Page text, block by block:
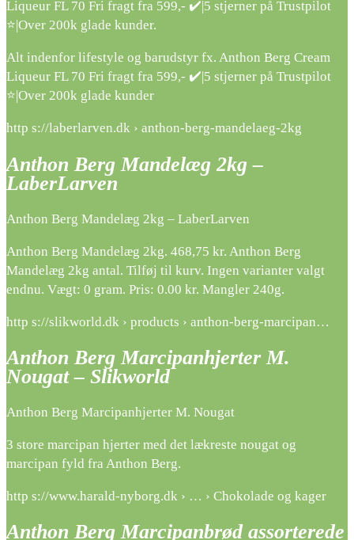
Liqueur FL 70 Fri fragt fra 599,- ✔️|5 stjerner på Trustpilot
⭐|Over 200k glade kunder.
Alt indenfor lifestyle og barudstyr fx. Anthon Berg Cream
Liqueur FL 70 Fri fragt fra 599,- ✔️|5 stjerner på Trustpilot
⭐|Over 200k glade kunder
http s://laberlarven.dk › anthon-berg-mandelaeg-2kg
Anthon Berg Mandelæg 2kg –
LaberLarven
Anthon Berg Mandelæg 2kg – LaberLarven
Anthon Berg Mandelæg 2kg. 468,75 kr. Anthon Berg
Mandelæg 2kg antal. Tilføj til kurv. Ingen varianter valgt
endnu. Vægt: 0 gram. Pris: 0.00 kr. Mangler 240g.
http s://slikworld.dk › products › anthon-berg-marcipan…
Anthon Berg Marcipanhjerter M.
Nougat – Slikworld
Anthon Berg Marcipanhjerter M. Nougat
3 store marcipan hjerter med det lækreste nougat og
marcipan fyld fra Anthon Berg.
http s://www.harald-nyborg.dk › … › Chokolade og kager
Anthon Berg Marcipanbrød assorterede